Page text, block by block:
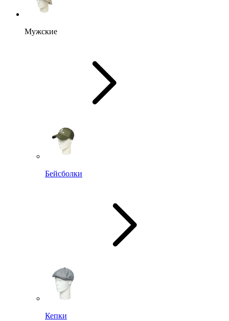
Мужские
Бейсболки
Кепки